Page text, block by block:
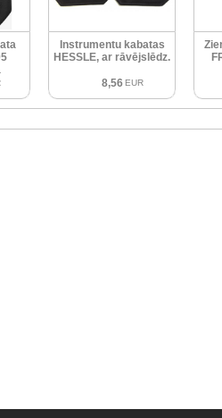
Instrumentu kabatas
HESSLE, ar rāvējslēdz.
8,56 EUR